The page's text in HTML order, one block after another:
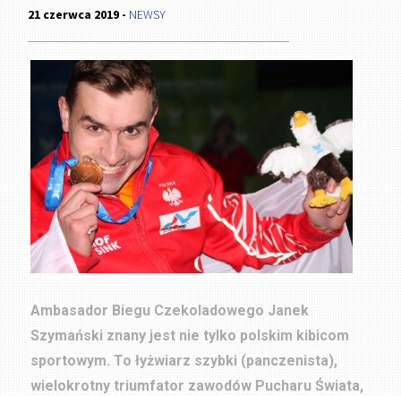
21 czerwca 2019 - NEWSY
Ambasador Biegu Czekoladowego Janek
Szymański znany jest nie tylko polskim kibicom
sportowym. To łyżwiarz szybki (panczenista),
wielokrotny triumfator zawodów Pucharu Świata,